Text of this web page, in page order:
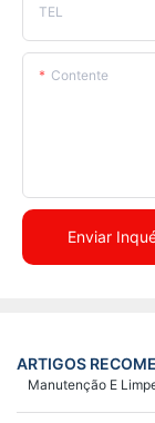
TEL
Contente
Enviar
ARTIGOS
Manutenção E